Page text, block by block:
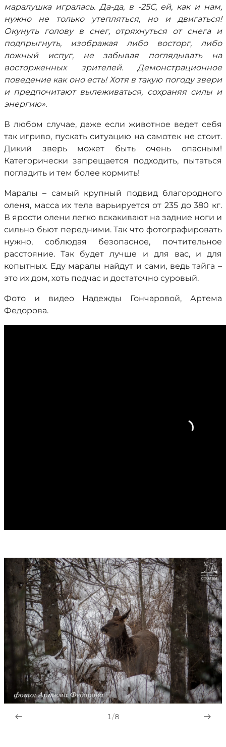
маралушка игралась. Да-да, в -25С, ей, как и нам,
нужно не только утепляться, но и двигаться!
Окунуть голову в снег, отряхнуться от снега и
подпрыгнуть, изображая либо восторг, либо
ложный испуг, не забывая поглядывать на
восторженных зрителей. Демонстрационное
поведение как оно есть! Хотя в такую погоду звери
и предпочитают вылеживаться, сохраняя силы и
энергию».
В любом случае, даже если животное ведет себя
так игриво, пускать ситуацию на самотек не стоит.
Дикий зверь может быть очень опасным!
Категорически запрещается подходить, пытаться
погладить и тем более кормить!
Маралы – самый крупный подвид благородного
оленя, масса их тела варьируется от 235 до 380 кг.
В ярости олени легко вскакивают на задние ноги и
сильно бьют передними. Так что фотографировать
нужно, соблюдая безопасное, почтительное
расстояние. Так будет лучше и для вас, и для
копытных. Еду маралы найдут и сами, ведь тайга –
это их дом, хоть подчас и достаточно суровый.
Фото и видео Надежды Гончаровой, Артема
Федорова.
1/8